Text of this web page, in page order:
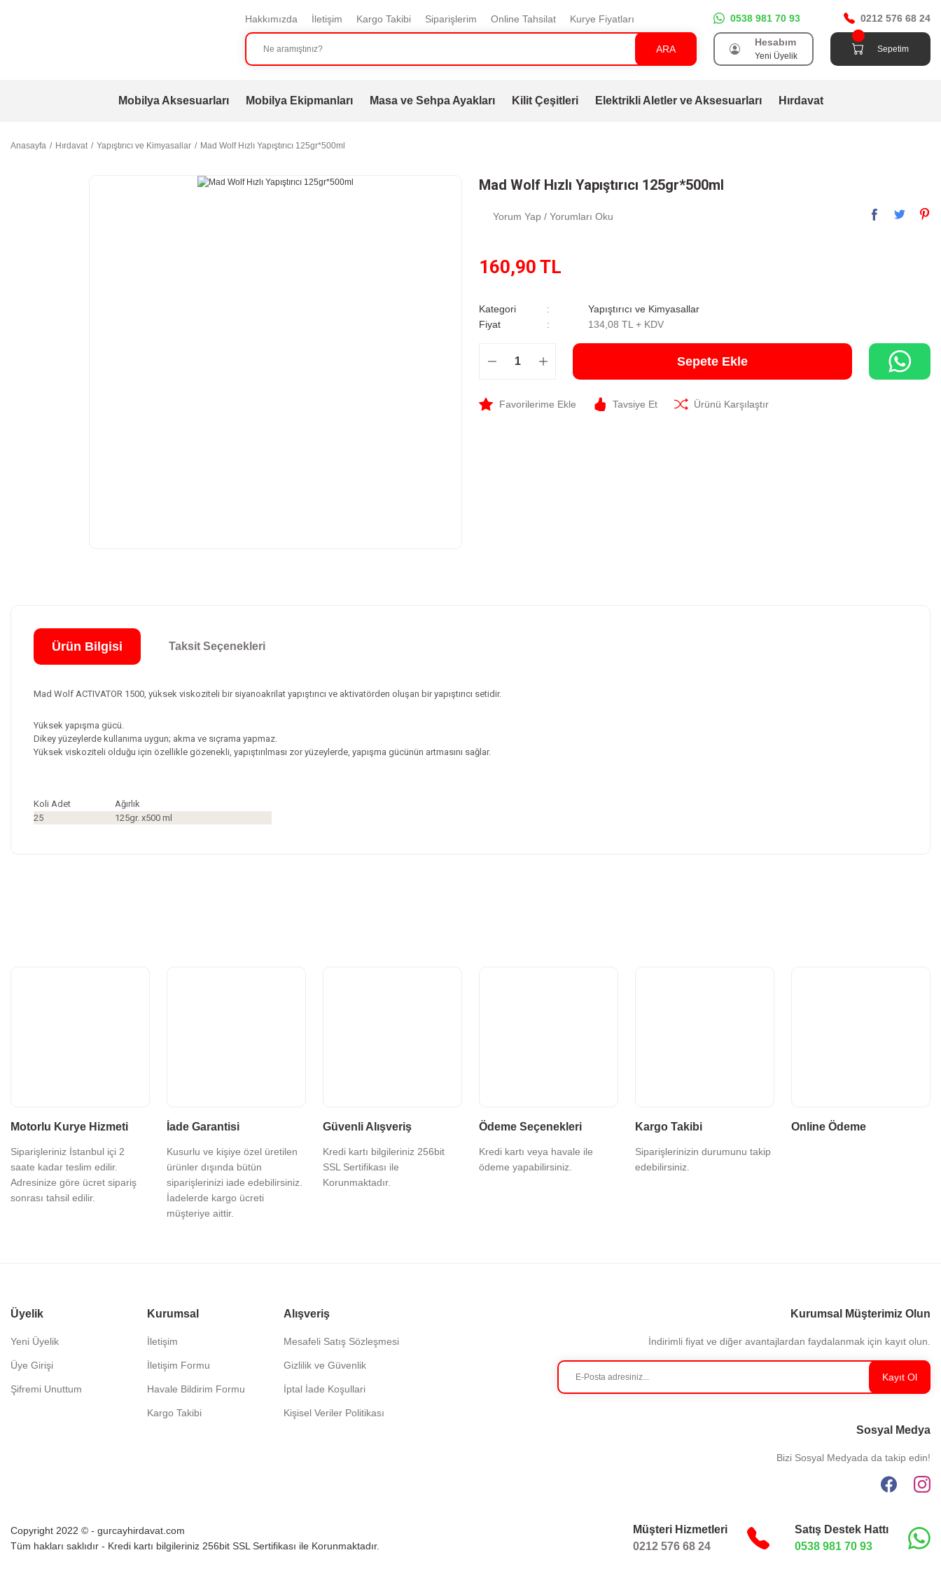
Hakkımızda İletişim Kargo Takibi Siparişlerim Online Tahsilat Kurye Fiyatları
ARA
0538 981 70 93 0212 576 68 24
Hesabım
Yeni Üyelik
Sepetim
Mobilya Aksesuarları Mobilya Ekipmanları Masa ve Sehpa Ayakları Kilit Çeşitleri Elektrikli Aletler ve Aksesuarları Hırdavat
Anasayfa Hırdavat Yapıştırıcı ve Kimyasallar Mad Wolf Hızlı Yapıştırıcı 125gr*500ml
Mad Wolf Hızlı Yapıştırıcı 125gr*500ml
Yorum Yap / Yorumları Oku
160,90 TL
Kategori
Yapıştırıcı ve Kimyasallar
Fiyat
134,08 TL + KDV
Sepete Ekle
Tavsiye Et Ürünü Karşılaştır
Ürün Bilgisi Taksit Seçenekleri
Mad Wolf ACTIVATOR 1500, yüksek viskoziteli bir siyanoakrilat yapıştırıcı ve aktivatörden oluşan bir yapıştırıcı setidir.
Yüksek yapışma gücü.
Dikey yüzeylerde kullanıma uygun; akma ve sıçrama yapmaz.
Yüksek viskoziteli olduğu için özellikle gözenekli, yapıştırılması zor yüzeylerde, yapışma gücünün artmasını sağlar.
Koli Adet
Ağırlık
25
125gr. x500 ml
Motorlu Kurye Hizmeti
Siparişleriniz İstanbul içi 2
saate kadar teslim edilir.
Adresinize göre ücret sipariş
sonrası tahsil edilir.
İade Garantisi
Kusurlu ve kişiye özel üretilen
ürünler dışında bütün
siparişlerinizi iade edebilirsiniz.
İadelerde kargo ücreti
müşteriye aittir.
Güvenli Alışveriş
Kredi kartı bilgileriniz 256bit
SSL Sertifikası ile
Korunmaktadır.
Ödeme Seçenekleri
Kredi kartı veya havale ile
ödeme yapabilirsiniz.
Kargo Takibi
Siparişlerinizin durumunu takip
edebilirsiniz.
Online Ödeme
Üyelik
Yeni Üyelik
Üye Girişi
Şifremi Unuttum
Kurumsal
İletişim
İletişim Formu
Havale Bildirim Formu
Kargo Takibi
Alışveriş
Mesafeli Satış Sözleşmesi
Gizlilik ve Güvenlik
İptal İade Koşullari
Kişisel Veriler Politikası
Kurumsal Müşterimiz Olun
İndirimli fiyat ve diğer avantajlardan faydalanmak için kayıt olun.
Kayıt Ol
Sosyal Medya
Bizi Sosyal Medyada da takip edin!
Copyright 2022 © - gurcayhirdavat.com
Tüm hakları saklıdır - Kredi kartı bilgileriniz 256bit SSL Sertifikası ile Korunmaktadır.
Müşteri Hizmetleri
0212 576 68 24
Satış Destek Hattı
0538 981 70 93